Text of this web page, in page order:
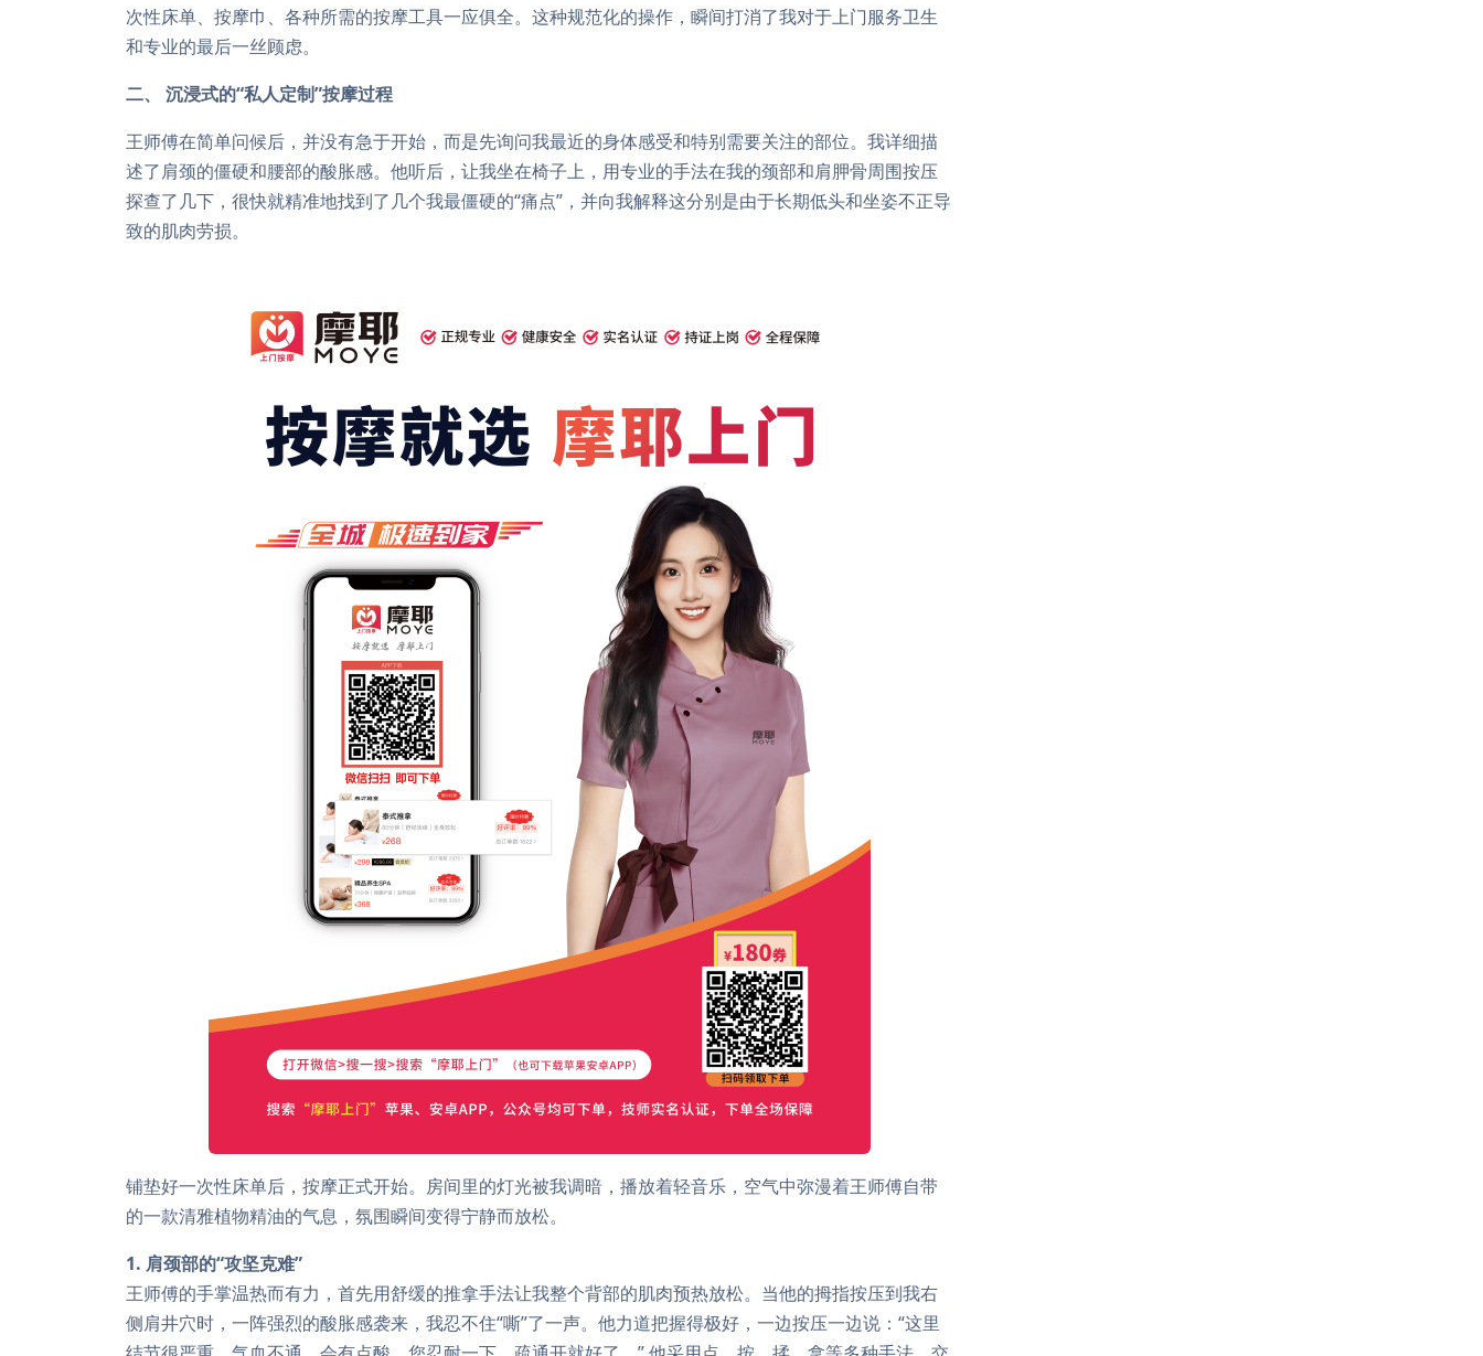
次性床单、按摩巾、各种所需的按摩工具一应俱全。这种规范化的操作，瞬间打消了我对于上门服务卫生
和专业的最后一丝顾虑。
二、 沉浸式的“私人定制”按摩过程
王师傅在简单问候后，并没有急于开始，而是先询问我最近的身体感受和特别需要关注的部位。我详细描
述了肩颈的僵硬和腰部的酸胀感。他听后，让我坐在椅子上，用专业的手法在我的颈部和肩胛骨周围按压
探查了几下，很快就精准地找到了几个我最僵硬的“痛点”，并向我解释这分别是由于长期低头和坐姿不正导
致的肌肉劳损。
铺垫好一次性床单后，按摩正式开始。房间里的灯光被我调暗，播放着轻音乐，空气中弥漫着王师傅自带
的一款清雅植物精油的气息，氛围瞬间变得宁静而放松。
1. 肩颈部的“攻坚克难”
王师傅的手掌温热而有力，首先用舒缓的推拿手法让我整个背部的肌肉预热放松。当他的拇指按压到我右
侧肩井穴时，一阵强烈的酸胀感袭来，我忍不住“嘶”了一声。他力道把握得极好，一边按压一边说：“这里